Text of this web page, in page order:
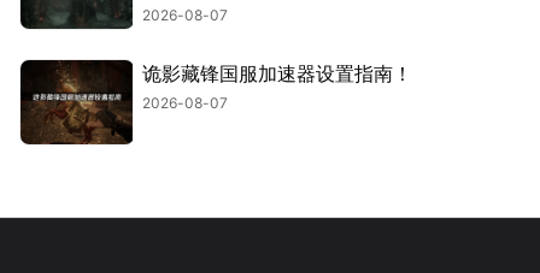
2026-08-07
诡影藏锋国服加速器设置指南！
2026-08-07